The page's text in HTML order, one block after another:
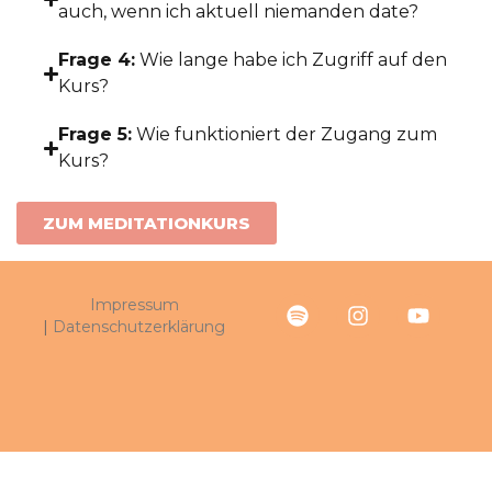
auch, wenn ich aktuell niemanden date?
Frage 4: Wie lange habe ich Zugriff auf den
Kurs?
Frage 5: Wie funktioniert der Zugang zum
Kurs?
ZUM MEDITATIONKURS
Impressum
| Datenschutzerklärung